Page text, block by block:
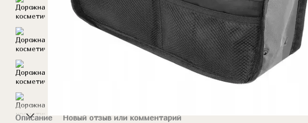
Описание Новый отзыв или комментарий